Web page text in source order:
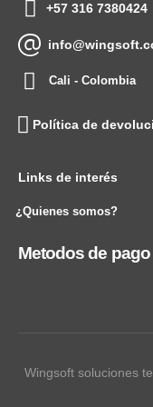
+57 316 7380424
Cali - Colombia
Política de
Links de interés
¿Quienes somos?
Metodos de pago
Wingsoft soluciones